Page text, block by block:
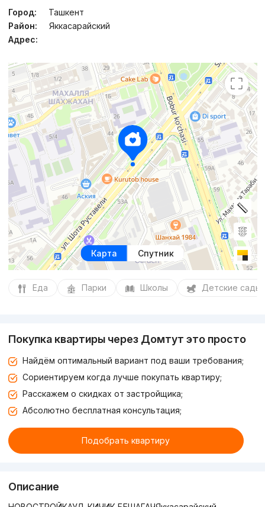
Город:
Ташкент
Район:
Яккасарайский
Адрес:
Карта Спутник
Еда Парки Школы Детские сады
Покупка квартиры через Домтут это просто
Найдём оптимальный вариант под ваши требования;
Сориентируем когда лучше покупать квартиру;
Расскажем о скидках от застройщика;
Абсолютно бесплатная консультация;
Подобрать квартиру
Описание